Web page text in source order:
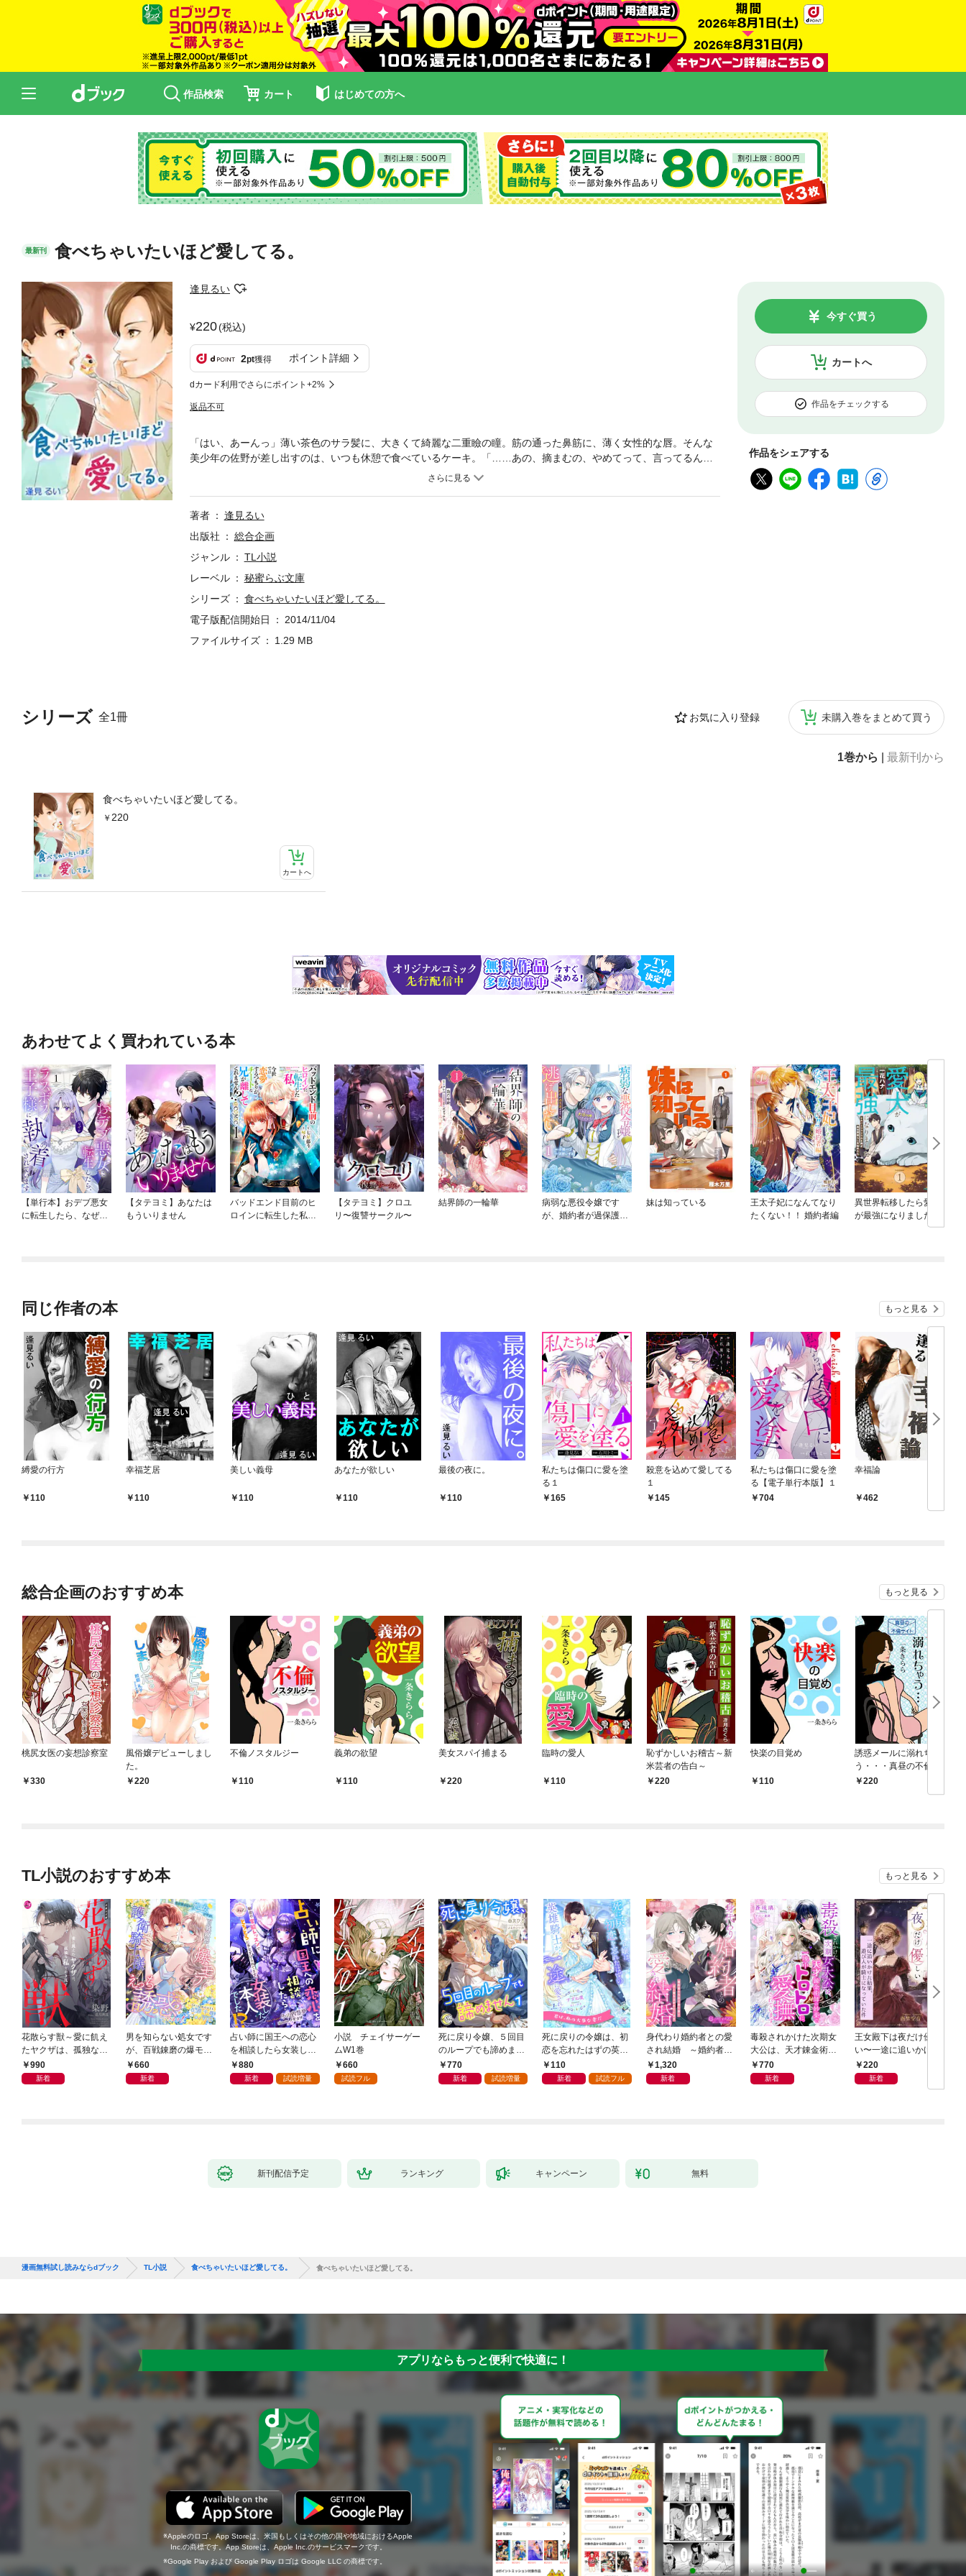
作品検索 カート はじめての方へ
最新刊 食べちゃいたいほど愛してる。
逢見るい
220(税込)
2pt獲得 ポイント詳細
dカード利用でさらにポイント+2%
返品不可
カートへ
今すぐ買う
作品をチェックする
作品をシェアする
シリーズ 全1冊 お気に入り登録 未購入巻をまとめて買う
1巻から 最新刊から
食べちゃいたいほど愛してる。
220
カートへ
「はい、あーんっ」薄い茶色のサラ髪に、大きくて綺麗な二重瞼の瞳。筋の通った鼻筋に、薄く女性的な唇。そんな
美少年の佐野が差し出すのは、いつも休憩で食べているケーキ。「……あの、摘まむの、やめてって、言ってるんだ
けど」「だって気持ちいいんだもん」洋菓子店でウエイトレスをしている碧依は、いつも休憩で一緒になる大学生ア
が笑えば、顔はゆでだこのように赤くなっていった。ほんのり甘くて、気持ちがあったかくなる、逢見るいのラブス
トーリー。ぜひお楽しみください。
著者
逢見るい
出版社
総合企画
ジャンル
TL小説
レーベル
秘蜜らぶ文庫
シリーズ
食べちゃいたいほど愛してる。
電子版配信開始日
2014/11/04
ファイルサイズ
1.29 MB
あわせてよく買われている本
【単行本】おデブ悪女
に転生したら、なぜか
【タテヨミ】あなたは
もういりません
バッドエンド目前のヒ
ロインに転生した私、
【タテヨミ】クロユ
リ〜復讐サークル〜
結界師の一輪華
病弱な悪役令嬢です
が、婚約者が過保護す
妹は知っている
王太子妃になんてなり
たくない！！ 婚約者編
異世界転移したら愛犬
が最強になりました ～
シルバーフェンリルと
同じ作者の本 もっと見る
縛愛の行方
110
幸福芝居
110
美しい義母
110
あなたが欲しい
110
最後の夜に。
110
私たちは傷口に愛を塗
る１
165
殺意を込めて愛してる
１
145
私たちは傷口に愛を塗
る【電子単行本版】１
704
幸福論
462
総合企画のおすすめ本 もっと見る
桃尻女医の妄想診察室
330
風俗嬢デビューしまし
た。
220
不倫ノスタルジー
110
義弟の欲望
110
美女スパイ捕まる
220
臨時の愛人
110
恥ずかしいお稽古～新
米芸者の告白～
220
快楽の目覚め
110
誘惑メールに溺れちゃ
う・・・真昼の不倫サ
イト220
TL小説のおすすめ本 もっと見る
花散らす獣～愛に飢え
たヤクザは、孤独な私
をかき乱す～
990
新着
男を知らない処女です
が、百戦錬磨の爆モテ
護衛騎士様をえっちに
誘惑してみます！
660
新着
占い師に国王への恋心
を相談したら女装した
本人でした！？ 秘密
の官能レッスンでとろ
880
新着 試読増量
小説 チェイサーゲー
ムW1巻
660
試読フル
死に戻り令嬢、５回目
のループでも諦めませ
ん１770
新着 試読増量
死に戻りの令嬢は、初
恋を忘れたはずの英雄
騎士から一途に愛され
る【１】
110
新着 試読フル
身代わり婚約者との愛
され結婚 ～婚約者の
代役で来た彼に甘い愛
を注がれています～
1,320
新着
毒殺されかけた次期女
大公は、天才錬金術師
の妙薬で一晩中トロト
ロに愛撫されています
770
新着
王女殿下は夜だけ優し
い〜一途に追いかけた
結果、遊び人が騎士に
なっていた件〜
220
新着
新刊配信予定 ランキング キャンペーン 無料
漫画無料試し読みならdブック TL小説 食べちゃいたいほど愛してる。 食べちゃいたいほど愛してる。
アプリならもっと便利で快適に！
Appleのロゴ、App Storeは、米国もしくはその他の国や地域におけるApple
Inc.の商標です。App Storeは、Apple Inc.のサービスマークです。
Google Play および Google Play ロゴは Google LLC の商標です。